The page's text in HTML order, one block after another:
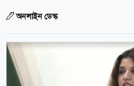
অনলাইন ডেস্ক